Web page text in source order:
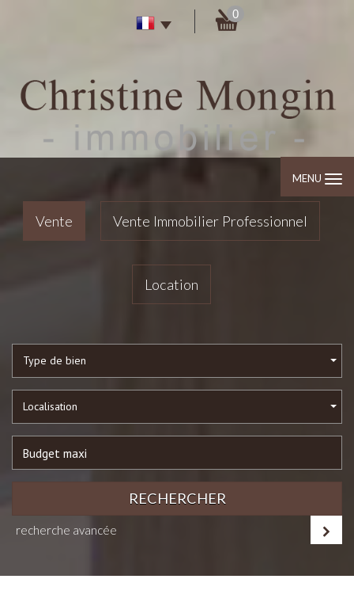
0
MENU
Vente Vente Immobilier Professionnel
Location
Type de bien
Localisation
RECHERCHER
recherche avancée